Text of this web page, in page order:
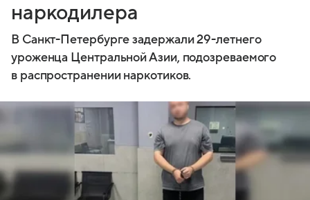
наркодилера
В Санкт-Петербурге задержали 29-летнего
уроженца Центральной Азии, подозреваемого
в распространении наркотиков.